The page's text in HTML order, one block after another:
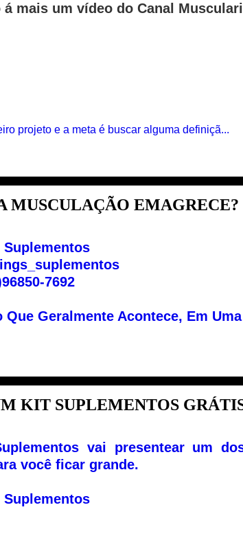
á mais um vídeo do Canal
projeto e a meta é buscar alguma definiçã...
MUSCULAÇÃO EMAGRECE?
7692
Que Geralmente Acontece, Em
KIT SUPLEMENTOS
vai presentear um
você ficar grande.